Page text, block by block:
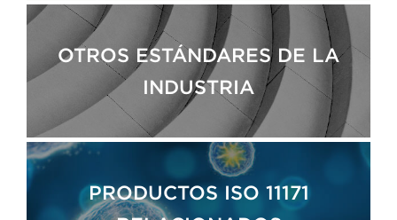
OTROS ESTÁNDARES DE LA
INDUSTRIA
PRODUCTOS ISO 11171